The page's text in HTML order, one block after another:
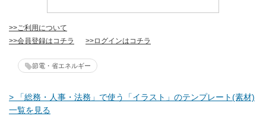
>>ご利用について
>>会員登録はコチラ
>>ログインはコチラ
節電・省エネルギー
> 「総務・人事・法務」で使う「イラスト」のテンプレート(素材)
一覧を見る